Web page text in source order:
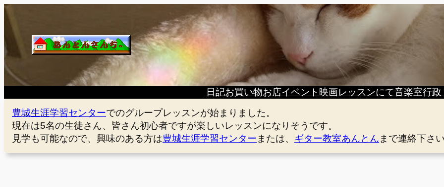
内
容
ス
キ
ッ
プ
日記お買い物お店イベント 映画レッスンにて音楽室行政
豊城生涯学習センターでのグループレッスンが始まりました。
現在は5名の生徒さん、皆さん初心者ですが楽しいレッスンになりそうです。
見学も可能なので、興味のある方は豊城生涯学習センター または、 ギター教室あんとん まで連絡下さ